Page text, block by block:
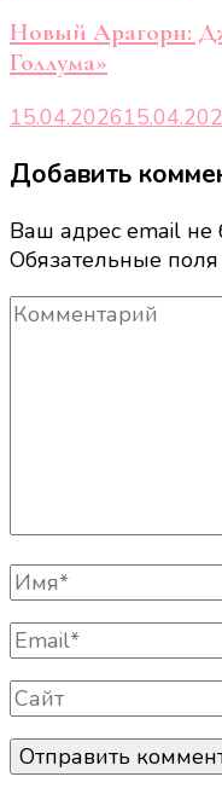
Новый Арагорн:
Голлума»
15.04.2026
Добавить
Ваш адрес email не
Обязательные
Комментарий
Полное
Имя
Email
Сайт